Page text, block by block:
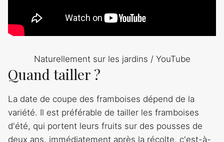
Naturellement sur les jardins / YouTube
Quand tailler ?
La date de coupe des framboises dépend de la
variété. Il est préférable de tailler les framboises
d'été, qui portent leurs fruits sur des pousses de
deux ans, immédiatement après la récolte, c'est-à-